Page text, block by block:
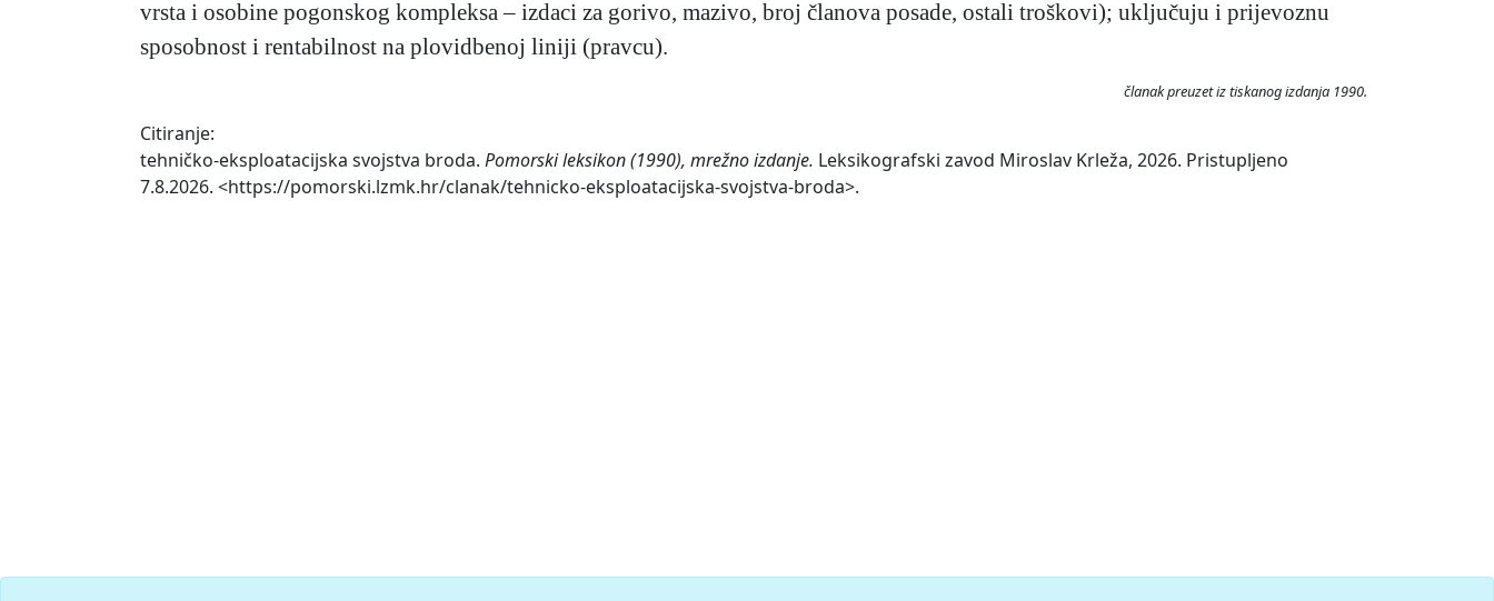
vrsta i osobine pogonskog kompleksa – izdaci za gorivo, mazivo, broj članova posade, ostali troškovi); uključuju i prijevoznu
sposobnost i rentabilnost na plovidbenoj liniji (pravcu).
članak preuzet iz tiskanog izdanja 1990.
Citiranje:
tehničko-eksploatacijska svojstva broda. Pomorski leksikon (1990), mrežno izdanje. Leksikografski zavod Miroslav Krleža, 2026. Pristupljeno
7.8.2026. <https://pomorski.lzmk.hr/clanak/tehnicko-eksploatacijska-svojstva-broda>.